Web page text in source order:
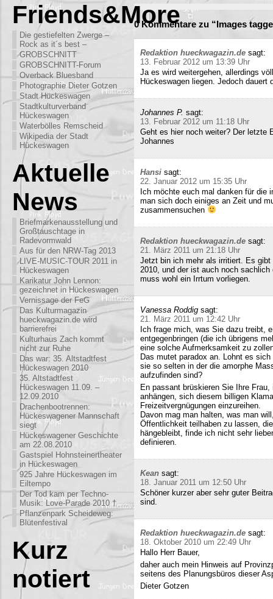
Friends&More
Die gestiefelten Zwerge –
Rock as it´s best –
GROBSCHNITT
GROBSCHNITT-Forum
Overback Bluesband
Photographie Dieter Gotzen
Stadt Hückeswagen
Stadtkulturverband
Hückeswagen
Waterbölles Remscheid
Wikipedia der Stadt
Hückeswagen
Aktuelle
News
Briefmarkenausstellung und
Großtauschtage in
Radevormwald
Aus für den NRW-Tag 2013
LIVE-MUSIC-TOUR 2011 in
Hückeswagen
Karikatur John Lennon:
gezeichnet in Hückeswagen
Vernissage der FeG
Das Kulturmagazin
hueckwagazin.de wird
barrierefrei
Kulturhaus Zach kommt
nicht zur Ruhe
Das war: 35. Altstadtfest
Hückeswagen 2010
35. Altstadtfest
Hückeswagen 11.09. –
12.09.2010
Drachenbootrennen:
Hückeswagener Mannschaft
siegt
Hückeswagener Geschichte
am 22.08.2010
Gastspiel Hohnsteinertheater
in Hückeswagen
925 Jahre Hückeswagen im
Eiltempo
Der Tod kam per Techno-
Musik: Love-Parade 2010 †
Pflanzenpark Scheideweg:
Blütenfestival
Kurz
notiert
0 Kommentare zu “Images
Redaktion hueckwagazin.de sagt:
13. Februar 2012 um 13:39 Uhr
Ja es wird weitergehen, allerdings
Hückeswagen liegen. Jedoch
Johannes P. sagt:
13. Februar 2012 um 11:18 Uhr
Geht es hier noch weiter? Der letzte
Johannes
Hansi sagt:
22. Januar 2012 um 15:35 Uhr
Ich möchte euch mal danken für die
man sich doch einiges an Zeit und
zusammensuchen
Redaktion hueckwagazin.de sagt:
21. März 2011 um 21:18 Uhr
Jetzt bin ich mehr als irritiert. Es gibt
2010, und der ist auch noch
muss wohl ein Irrtum vorliegen.
Vanessa Roddig sagt:
21. März 2011 um 12:42 Uhr
Ich frage mich, was Sie dazu treibt,
entgegenbringen (die ich übrigens
eine solche Aufmerksamkeit zu
Das mutet paradox an. Lohnt es
sie so selten in der die amorphe
aufzufinden sind?
En passant brüskieren Sie Ihre
anhängen, sich diesem billigen
Freizeitvergnügungen einzureihen.
Davon mag man halten, was man
Öffentlichkeit teilhaben zu lassen,
hängebleibt, finde ich nicht sehr
definieren.
Kean sagt:
18. Januar 2011 um 12:50 Uhr
Schöner kurzer aber sehr guter
sind.
Redaktion hueckwagazin.de sagt:
18. Oktober 2010 um 22:49 Uhr
Hallo Herr Bauer,
daher auch mein Hinweis auf
seitens des Planungsbüros dieser
Dieter Gotzen